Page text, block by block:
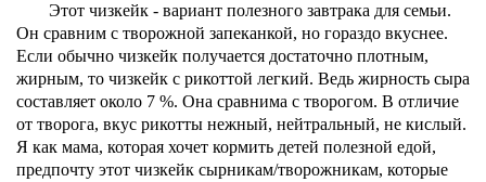
Этот чизкейк - вариант полезного завтрака для семьи.
Он сравним с творожной запеканкой, но гораздо вкуснее.
Если обычно чизкейк получается достаточно плотным,
жирным, то чизкейк с рикоттой легкий. Ведь жирность сыра
составляет около 7 %. Она сравнима с творогом. В отличие
от творога, вкус рикотты нежный, нейтральный, не кислый.
Я как мама, которая хочет кормить детей полезной едой,
предпочту этот чизкейк сырникам/творожникам, которые